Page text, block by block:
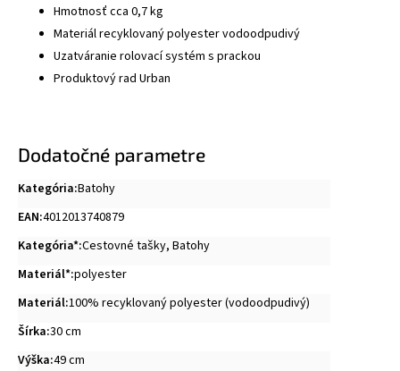
Hmotnosť cca 0,7 kg
Materiál recyklovaný polyester vodoodpudivý
Uzatváranie rolovací systém s prackou
Produktový rad Urban
Dodatočné parametre
Kategória:Batohy
EAN:4012013740879
Kategória*:Cestovné tašky, Batohy
Materiál*:polyester
Materiál:100% recyklovaný polyester (vodoodpudivý)
Šírka:30 cm
Výška:49 cm